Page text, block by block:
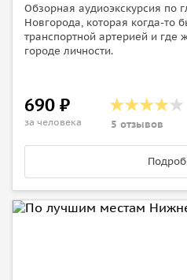
Обзорная аудиоэкскурсия по
Новгорода, которая когда-то
транспортной артерией и где
городе личности.
690 ₽
за человека 5 отзывов